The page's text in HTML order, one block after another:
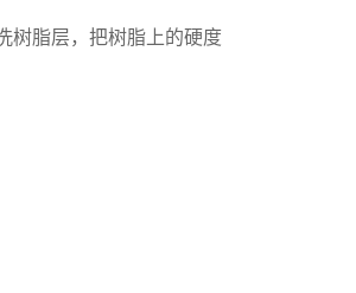
树脂层，把树脂上的硬度